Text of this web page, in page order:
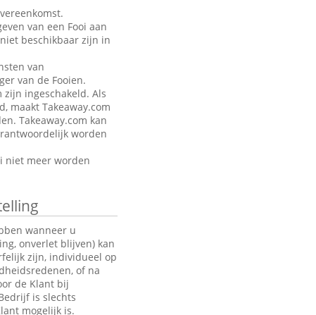
van een Fooi aan
beschikbaar zijn in
van
van de Fooien.
zijn ingeschakeld. Als
maakt Takeaway.com
Takeaway.com kan
worden
niet meer worden
wanneer u
onverlet blijven) kan
zijn, individueel op
of na
de Klant bij
is slechts
mogelijk is.